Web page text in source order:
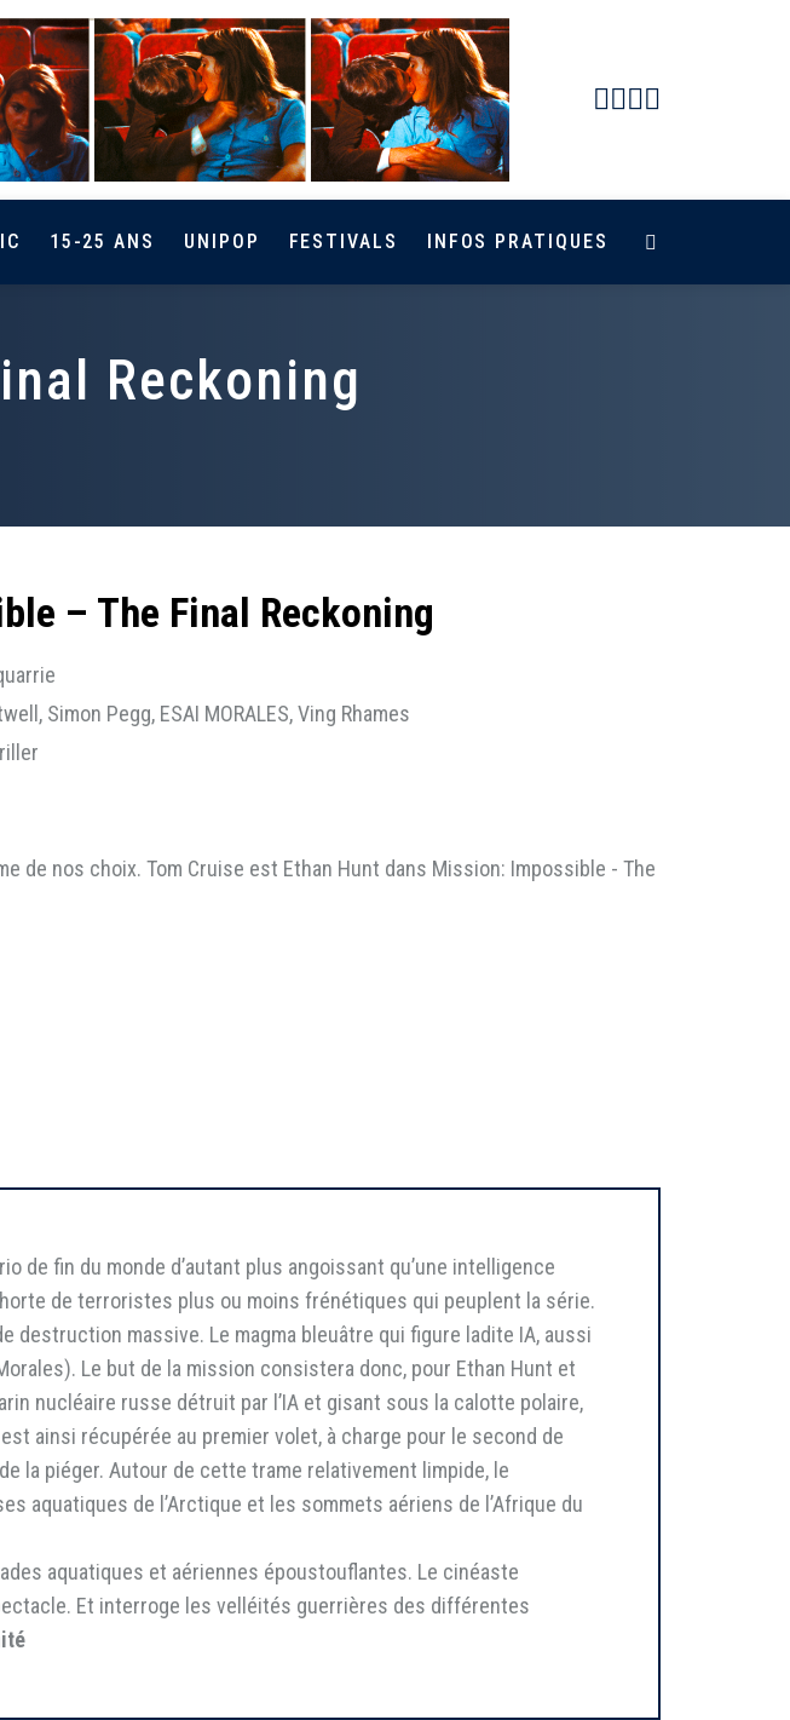
Facebook
Instagram
Youtube
Newsletter
15-25 ANS UNIPOP FESTIVALS INFOS PRATIQUES
Reckoning
– The Final Reckoning
Simon Pegg, ESAI MORALES, Ving Rhames
de nos choix. Tom Cruise est Ethan Hunt dans Mission: Impossible - The
de fin du monde d’autant plus angoissant qu’une intelligence
de terroristes plus ou moins frénétiques qui peuplent la série.
destruction massive. Le magma bleuâtre qui figure ladite IA, aussi
Le but de la mission consistera donc, pour Ethan Hunt et
nucléaire russe détruit par l’IA et gisant sous la calotte polaire,
ainsi récupérée au premier volet, à charge pour le second de
la piéger. Autour de cette trame relativement limpide, le
aquatiques de l’Arctique et les sommets aériens de l’Afrique du
aquatiques et aériennes époustouflantes. Le cinéaste
Et interroge les velléités guerrières des différentes